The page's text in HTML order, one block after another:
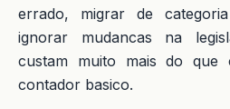
errado, migrar de
ignorar mudancas na
custam muito mais do que
contador basico.